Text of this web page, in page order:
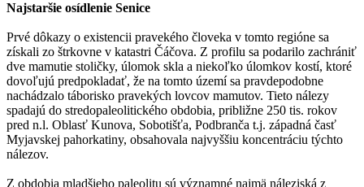
Najstaršie osídlenie Senice
Prvé dôkazy o existencii pravekého človeka v tomto regióne sa
získali zo štrkovne v katastri Čáčova. Z profilu sa podarilo zachrániť
dve mamutie stoličky, úlomok skla a niekoľko úlomkov kostí, ktoré
dovoľujú predpokladať, že na tomto území sa pravdepodobne
nachádzalo táborisko pravekých lovcov mamutov. Tieto nálezy
spadajú do stredopaleolitického obdobia, približne 250 tis. rokov
pred n.l. Oblasť Kunova, Sobotišťa, Podbranča t.j. západná časť
Myjavskej pahorkatiny, obsahovala najvyššiu koncentráciu týchto
nálezov.
Z obdobia mladšieho paleolitu sú významné najmä náleziská z